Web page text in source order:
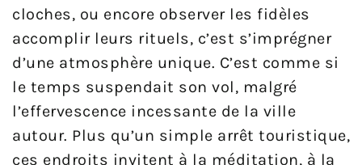
cloches, ou encore observer les fidèles
accomplir leurs rituels, c’est s’imprégner
d’une atmosphère unique. C’est comme si
le temps suspendait son vol, malgré
l’effervescence incessante de la ville
autour. Plus qu’un simple arrêt touristique,
ces endroits invitent à la méditation, à la